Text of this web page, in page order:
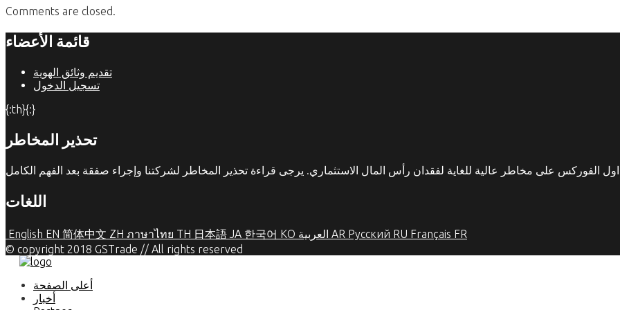
Comments are closed.
قائمة الأعضاء
تقديم وثائق الهوية
تسجيل الدخول
{:th}{:}
تحذير المخاطر
اللغات
English EN 简体中文 ZH ภาษาไทย TH 日本語 JA 한국어 KO العربية AR Русский RU Français FR
© copyright 2018 GSTrade // All rights reserved
أعلى الصفحة
أخبار